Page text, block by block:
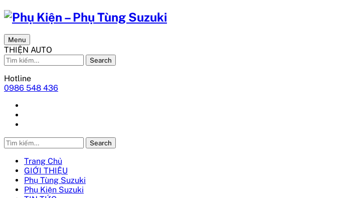
Menu
THIỆN AUTO
Search
Hotline
0986 548 436
Search
Trang Chủ
GIỚI THIỆU
Phụ Tùng Suzuki
Phụ Kiện Suzuki